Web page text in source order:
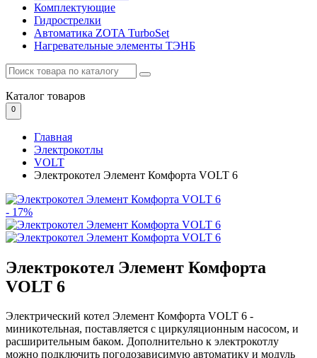
Комплектующие
Гидрострелки
Автоматика ZOTA TurboSet
Нагревательные элементы ТЭНБ
Каталог товаров
0
Главная
Электрокотлы
VOLT
Электрокотел Элемент Комфорта VOLT 6
- 17%
Электрокотел Элемент Комфорта
VOLT 6
Электрический котел Элемент Комфорта VOLT 6 -
миникотельная, поставляется с циркуляционным насосом, и
расширительным баком. Дополнительно к электрокотлу
можно подключить погодозависимую автоматику и модуль